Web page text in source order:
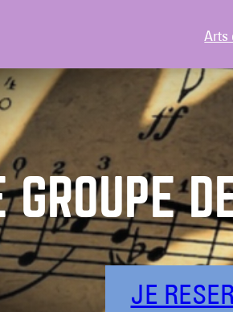
Arts
GROUPE
JE